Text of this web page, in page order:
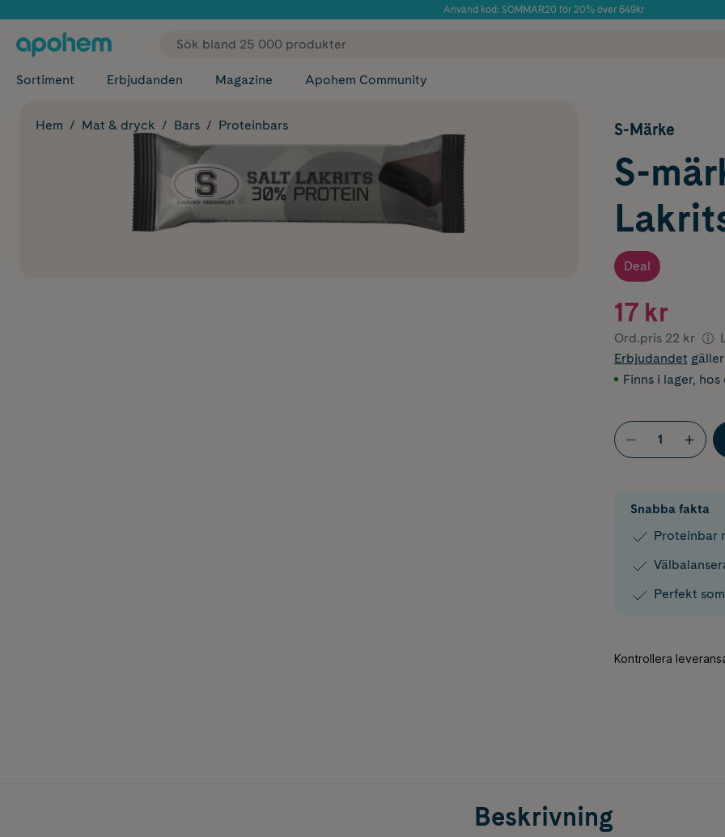
Använd kod: SOMMAR20 för 20% över 649kr
✓ Fri frakt
Sortiment Erbjudanden Magazine Apohem Community
Hem Mat & dryck Bars Proteinbars S-Märke
S-
Deal
17 kr
Ord.pris 22 kr
Erbjudandet
Finns i lager, hos
Snabba fakta
Proteinbar
Perfekt
Beskrivning